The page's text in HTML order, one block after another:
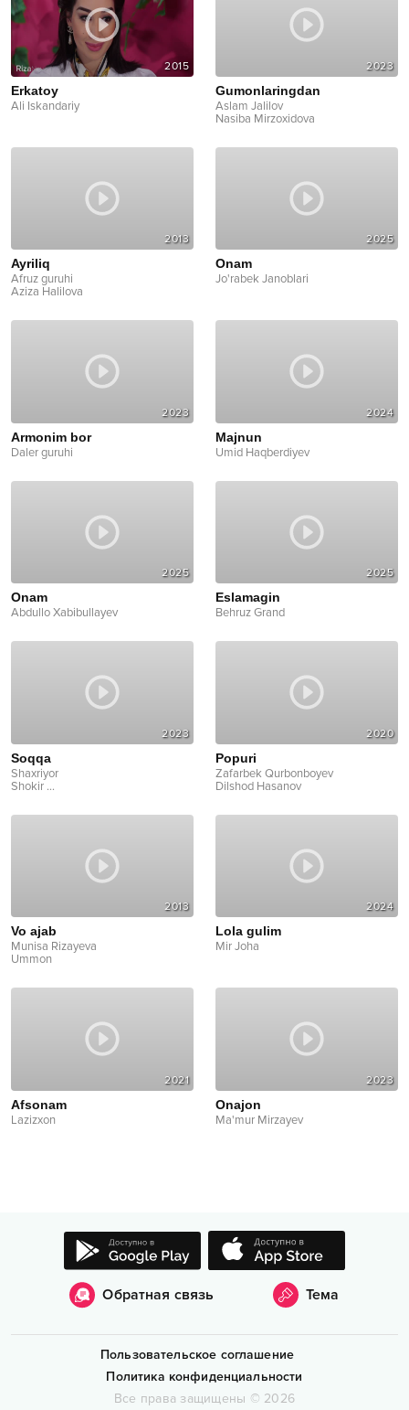
2015
Erkatoy
Ali Iskandariy
2023
Gumonlaringdan
Aslam Jalilov
Nasiba Mirzoxidova
2013
Ayriliq
Afruz guruhi
Aziza Halilova
2025
Onam
Jo'rabek Janoblari
2023
Armonim bor
Daler guruhi
2024
Majnun
Umid Haqberdiyev
2025
Onam
Abdullo Xabibullayev
2025
Eslamagin
Behruz Grand
2023
Soqqa
Shaxriyor
Shokir ...
2020
Popuri
Zafarbek Qurbonboyev
Dilshod Hasanov
2013
Vo ajab
Munisa Rizayeva
Ummon
2024
Lola gulim
Mir Joha
2021
Afsonam
Lazizxon
2023
Onajon
Ma'mur Mirzayev
Обратная связь Тема
Пользовательское соглашение
Политика конфиденциальности
Все права защищены © 2026